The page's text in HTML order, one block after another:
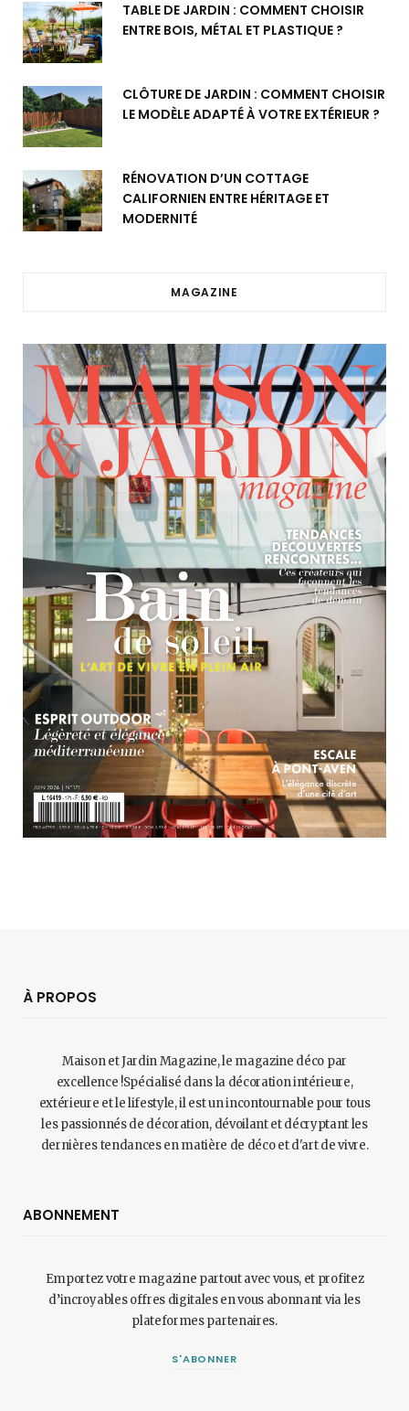
TABLE DE JARDIN : COMMENT CHOISIR
ENTRE BOIS, MÉTAL ET PLASTIQUE ?
CLÔTURE DE JARDIN : COMMENT CHOISIR
LE MODÈLE ADAPTÉ À VOTRE EXTÉRIEUR ?
RÉNOVATION D’UN COTTAGE
CALIFORNIEN ENTRE HÉRITAGE ET
MODERNITÉ
MAGAZINE
À PROPOS
Maison et Jardin Magazine, le magazine déco par
excellence !Spécialisé dans la décoration intérieure,
extérieure et le lifestyle, il est un incontournable pour tous
les passionnés de décoration, dévoilant et décryptant les
dernières tendances en matière de déco et d'art de vivre.
ABONNEMENT
Emportez votre magazine partout avec vous, et profitez
d’incroyables offres digitales en vous abonnant via les
plateformes partenaires.
S'ABONNER